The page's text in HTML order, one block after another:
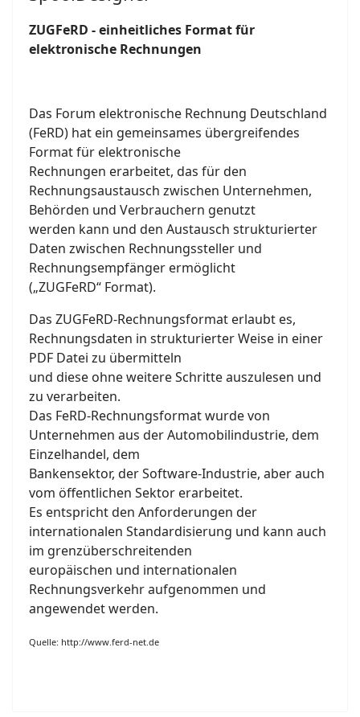
ZUGFeRD - einheitliches Format für
elektronische Rechnungen
Das Forum elektronische Rechnung Deutschland
(FeRD) hat ein gemeinsames übergreifendes
Format für elektronische
Rechnungen erarbeitet, das für den
Rechnungsaustausch zwischen Unternehmen,
Behörden und Verbrauchern genutzt
werden kann und den Austausch strukturierter
Daten zwischen Rechnungssteller und
Rechnungsempfänger ermöglicht
(„ZUGFeRD“ Format).
Das ZUGFeRD-Rechnungsformat erlaubt es,
Rechnungsdaten in strukturierter Weise in einer
PDF Datei zu übermitteln
und diese ohne weitere Schritte auszulesen und
zu verarbeiten.
Das FeRD-Rechnungsformat wurde von
Unternehmen aus der Automobilindustrie, dem
Einzelhandel, dem
Bankensektor, der Software-Industrie, aber auch
vom öffentlichen Sektor erarbeitet.
Es entspricht den Anforderungen der
internationalen Standardisierung und kann auch
im grenzüberschreitenden
europäischen und internationalen
Rechnungsverkehr aufgenommen und
angewendet werden.
Quelle: http://www.ferd-net.de